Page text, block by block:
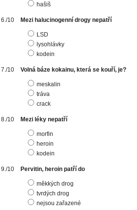
hašiš
Mezi halucinogenní drogy nepatří
LSD
lysohlávky
kodein
Volná báze kokainu, která se kouří, je?
meskalin
tráva
crack
Mezi léky nepatří
morfin
heroin
kodein
Pervitin, heroin patří do
měkkých drog
tvrdých drog
nejsou zařazené